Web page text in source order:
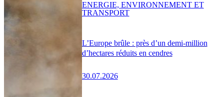
L’Europe brûle : près d’un demi-million
d’hectares réduits en cendres
30.07.2026
ENERGIE, ENVIRONNEMENT ET
TRANSPORT